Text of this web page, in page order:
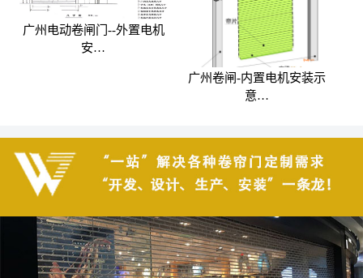
广州电动卷闸门--外置电机
安…
广州卷闸-内置电机安装示
意…